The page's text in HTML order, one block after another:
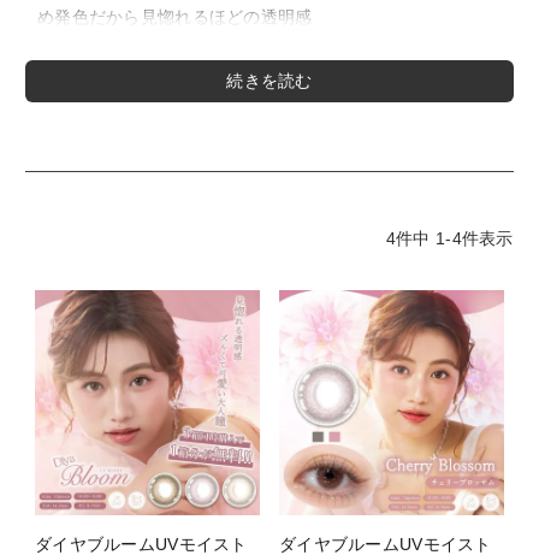
め発色だから見惚れるほどの透明感
＜チョコレートコスモス -CHOCOLATE COSMOS -＞
DIA14.2mm/着色直径13.6mm
オン・オフ問わず使えるから急なお誘いがきてもいつでも自
＜チェリーブロッサム-CHERRY BLOSSOM-＞
DIA14.2mm/着色直径13.6mm
淡くエレガントな気品をまとう桜ピンク。
多幸感溢れる恋する瞳に。
チークを塗った頬のように血色感をプラスした瞳がエレガン
トな魅力を引き出す。
幸せいっぱいの幸福感溢れる魔性なうるんだ愛され瞳を演
出！
4件中 1-4件表示
ダイヤブルームUVモイスト
ダイヤブルームUVモイスト